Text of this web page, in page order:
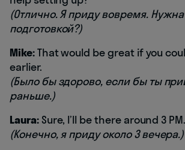
(Отлично. Я приду вовремя.
подготовкой?)
Mike:That would be great if you
earlier.
(Было бы здорово, если бы ты
раньше.)
Laura:Sure, I’ll be there around 3 PM.
(Конечно, я приду около 3 вечера.)